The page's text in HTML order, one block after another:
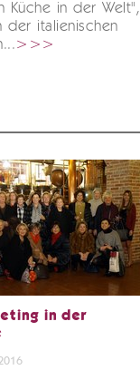
Küche in der Welt",
der italienischen
>>>
in der